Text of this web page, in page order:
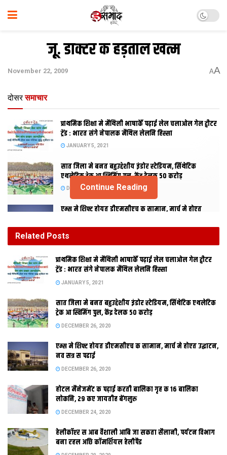
जू. डाक्टर क हड़ताल खत्म
November 22, 2009 AA
दोसर समाचार
प्राथमिक शि‍क्षा मे मैथि‍ली भाषाकेँ पढ़ाई लेल चलाओल गेल ट्वीटर
ट्रेंड : भारत संगे नेपालक मैथिल लेलनि हिस्सा
JANUARY 5, 2021
सात जिला मे बनत बहुउद्देशीय इंडोर स्‍टेडि‍यम, सिंथेटिक
एथलेटिक ट्रेक आ स्विमिंग पुल, केंद्र देलक 50 करोड़
DECEMBER 26, 2020
एम्स मे शिफ्ट होयत डीएमसीएच क सामान, मार्च मे होएत
लोकनि, 29 कए जायतीह बेंगलुरु
पटना। मानदेय बढ़ेबा क मांग कए लकए पटना मेडिकल कॉलेज आ अस्पताल
(पीएमसीएच) क जूनियर डॉक्टरों क बेमियादी हड़ताल शनिदिन सांझ खन
एसोसिएशन (आईएमए) क हस्तक्षेप पर डॉक्टर काज पर लौटबाकनिर्णय
लेलथि अछि। मुदा पंद्रह दिन मे सरकार मांग नहि मानल त डॉक्टर फेर
Continue Reading
Related Posts
प्राथमिक शि‍क्षा मे मैथि‍ली भाषाकेँ पढ़ाई लेल चलाओल गेल ट्वीटर
ट्रेंड : भारत संगे नेपालक मैथिल लेलनि हिस्सा
JANUARY 5, 2021
सात जिला मे बनत बहुउद्देशीय इंडोर स्‍टेडि‍यम, सिंथेटिक एथलेटिक
ट्रेक आ स्विमिंग पुल, केंद्र देलक 50 करोड़
DECEMBER 26, 2020
एम्स मे शिफ्ट होयत डीएमसीएच क सामान, मार्च मे होएत उद्घाटन,
नव सत्र स पढाई
DECEMBER 26, 2020
होटल मैनेजमेंट क पढ़ाई करती बालिका गृह क 16 बालिका
लोकनि, 29 कए जायतीह बेंगलुरु
DECEMBER 24, 2020
हेलीकॉप्टर स आब वैशाली आबि जा सकता सैलानी, पर्यटन विभाग
बना रहल अछि कॉमर्शियल हेलीपैड